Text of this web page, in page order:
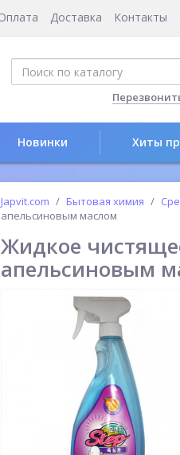
Доставка Контакты
Новинки Хиты
Japvit.com Бытовая химия
апельсиновым маслом
Жидкое
апельсиновым